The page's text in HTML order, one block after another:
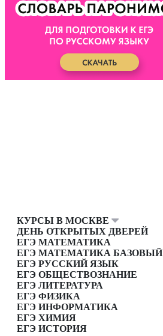
КУРСЫ В МОСКВЕ
ДЕНЬ ОТКРЫТЫХ ДВЕРЕЙ
ЕГЭ МАТЕМАТИКА
ЕГЭ МАТЕМАТИКА БАЗОВЫЙ
ЕГЭ РУССКИЙ ЯЗЫК
ЕГЭ ОБЩЕСТВОЗНАНИЕ
ЕГЭ ЛИТЕРАТУРА
ЕГЭ ФИЗИКА
ЕГЭ ИНФОРМАТИКА
ЕГЭ ХИМИЯ
ЕГЭ ИСТОРИЯ